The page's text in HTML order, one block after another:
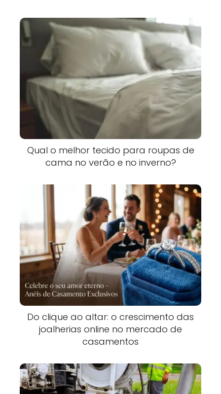
Qual o melhor tecido para roupas de
cama no verão e no inverno?
Do clique ao altar: o crescimento das
joalherias online no mercado de
casamentos